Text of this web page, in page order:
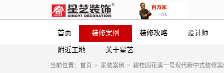
首页 装修案例 装修攻略 设计师
附近工地 关于星艺
当前位置： 首页 > 家装案例 > 碧桂园花溪一号现代新中式装修